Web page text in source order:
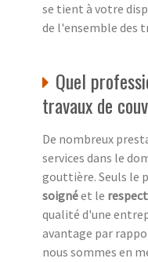
se tient à votre
de l'ensemble des
Quel
travaux de
De nombreux
services dans le
gouttière. Seuls le
soignéet le
qualité d'une
avantage par
nous sommes en